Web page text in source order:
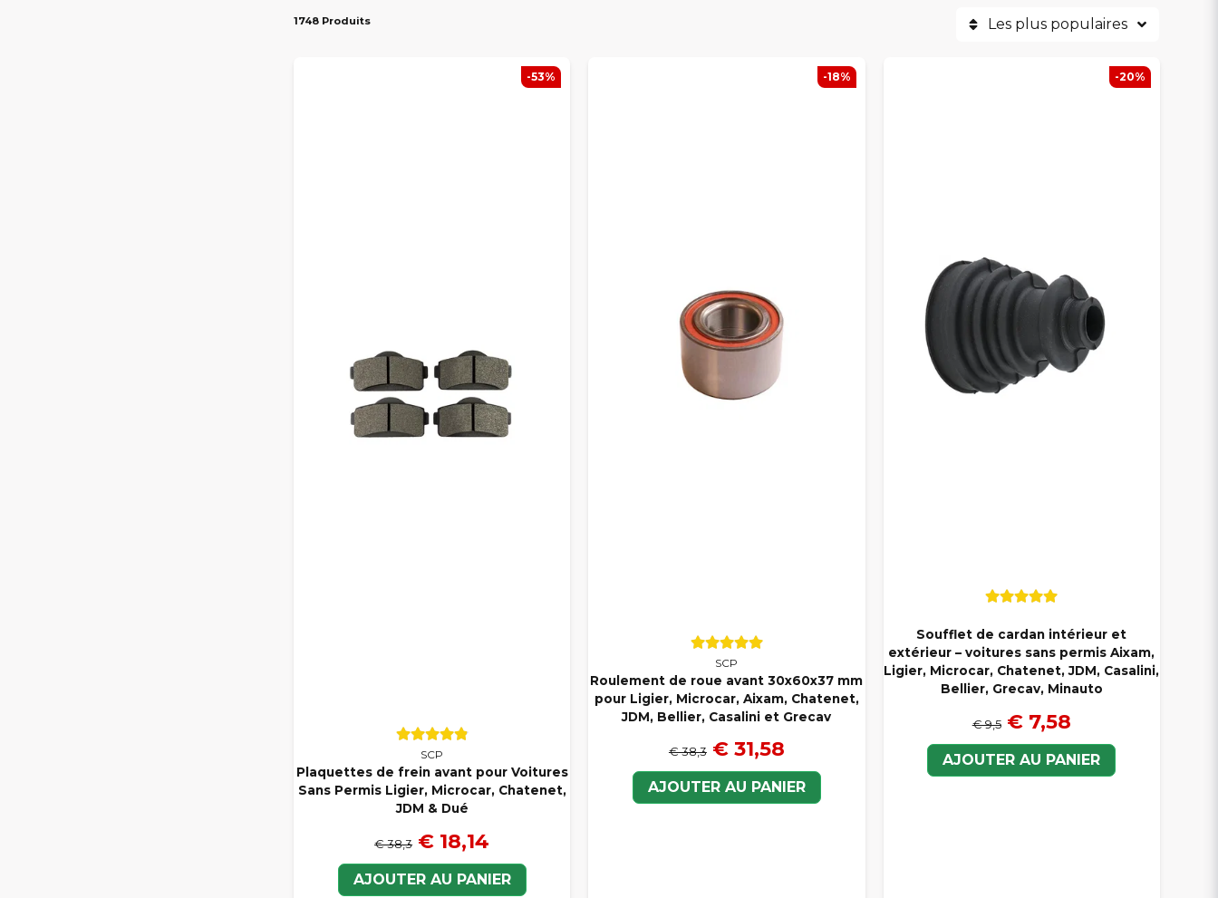
1748 Produits Les plus populaires
SCP
Plaquettes de frein avant pour Voitures
Sans Permis Ligier, Microcar, Chatenet,
JDM & Dué
€ 38,3 € 18,14
AJOUTER AU PANIER
-53%
SCP
Roulement de roue avant 30x60x37 mm
pour Ligier, Microcar, Aixam, Chatenet,
JDM, Bellier, Casalini et Grecav
€ 38,3 € 31,58
AJOUTER AU PANIER
-18%
Soufflet de cardan intérieur et
extérieur – voitures sans permis Aixam,
Ligier, Microcar, Chatenet, JDM, Casalini,
Bellier, Grecav, Minauto
€ 9,5 € 7,58
AJOUTER AU PANIER
-20%